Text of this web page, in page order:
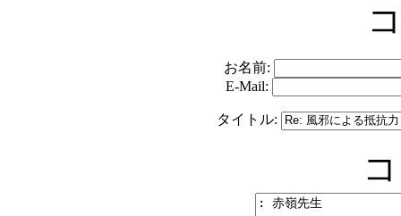
お名前:
E-Mail:
タイトル: